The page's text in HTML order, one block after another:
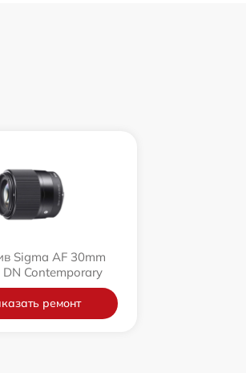
Sigma AF 30mm
DN Contemporary
ремонт